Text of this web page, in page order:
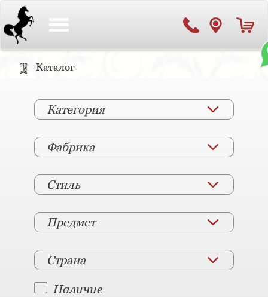
Каталог
Категория
Фабрика
Стиль
Предмет
Страна
Наличие